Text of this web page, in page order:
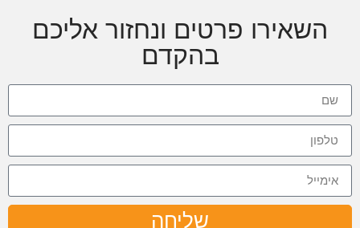
השאירו פרטים ונחזור אליכם
בהקדם
שליחה